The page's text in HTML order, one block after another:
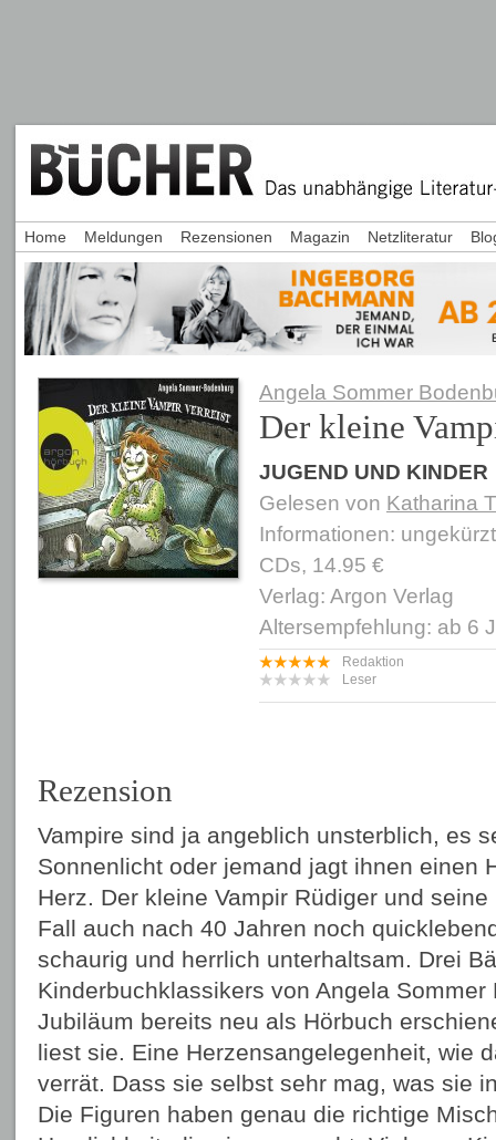
Angela Sommer
Der kleine
JUGEND UND KINDER
Gelesen von Katharina
Informationen:
CDs, 14.95 €
Verlag: Argon Verlag
Altersempfehlung: ab 6
Redaktion
Leser
Rezension
Vampire sind ja angeblich unsterblich, es
Sonnenlicht oder jemand jagt ihnen einen
Herz. Der kleine Vampir Rüdiger und
Fall auch nach 40 Jahren noch
schaurig und herrlich unterhaltsam. Drei
Kinderbuchklassikers von Angela
Jubiläum bereits neu als Hörbuch
liest sie. Eine Herzensangelegenheit, wie
verrät. Dass sie selbst sehr mag, was sie
Die Figuren haben genau die richtige
Home Meldungen Rezensionen Magazin Netzliteratur